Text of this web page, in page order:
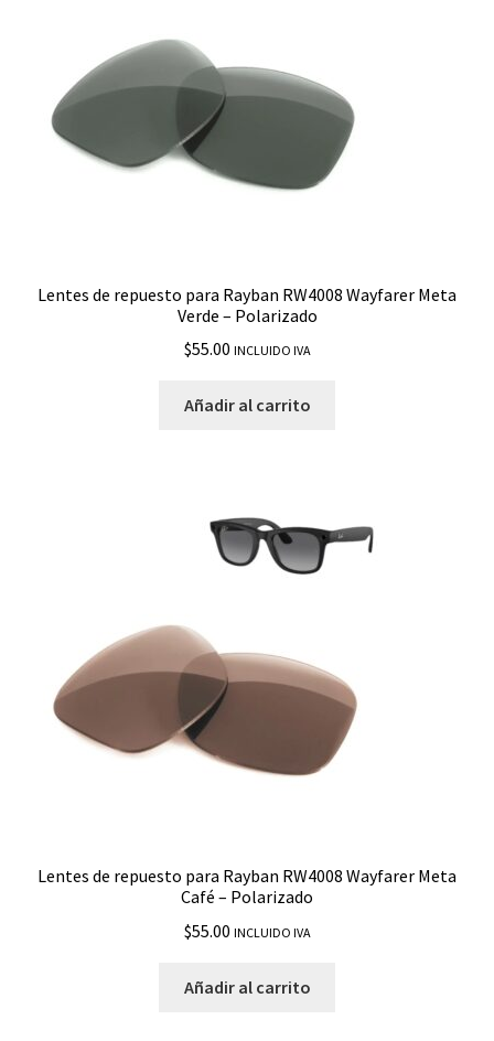
Lentes de repuesto para Rayban RW4008 Wayfarer Meta
Verde – Polarizado
$55.00 INCLUIDO IVA
Añadir al carrito
Lentes de repuesto para Rayban RW4008 Wayfarer Meta
Café – Polarizado
$55.00 INCLUIDO IVA
Añadir al carrito